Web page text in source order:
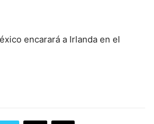
encarará a Irlanda en el